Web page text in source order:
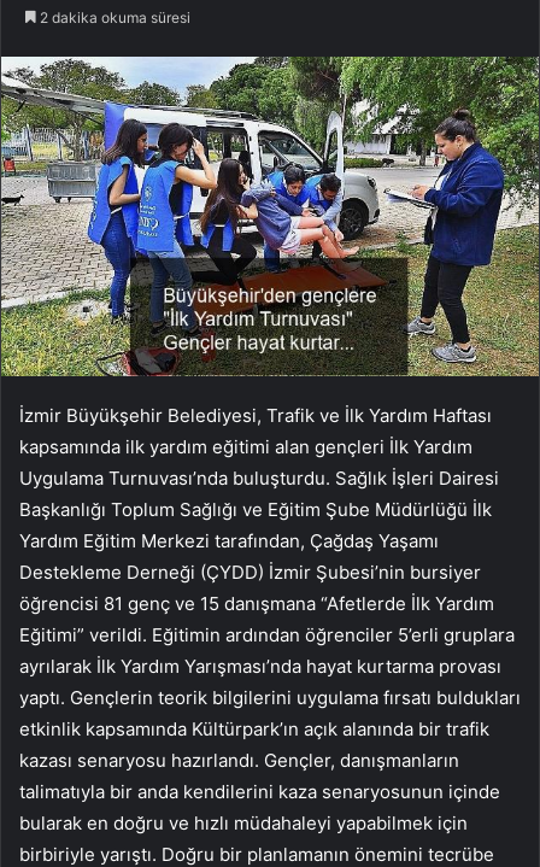
2 dakika okuma süresi
İzmir Büyükşehir Belediyesi, Trafik ve İlk Yardım Haftası
kapsamında ilk yardım eğitimi alan gençleri İlk Yardım
Uygulama Turnuvası’nda buluşturdu. Sağlık İşleri Dairesi
Başkanlığı Toplum Sağlığı ve Eğitim Şube Müdürlüğü İlk
Yardım Eğitim Merkezi tarafından, Çağdaş Yaşamı
Destekleme Derneği (ÇYDD) İzmir Şubesi’nin bursiyer
öğrencisi 81 genç ve 15 danışmana “Afetlerde İlk Yardım
Eğitimi” verildi. Eğitimin ardından öğrenciler 5’erli gruplara
ayrılarak İlk Yardım Yarışması’nda hayat kurtarma provası
yaptı. Gençlerin teorik bilgilerini uygulama fırsatı buldukları
etkinlik kapsamında Kültürpark’ın açık alanında bir trafik
kazası senaryosu hazırlandı. Gençler, danışmanların
talimatıyla bir anda kendilerini kaza senaryosunun içinde
bularak en doğru ve hızlı müdahaleyi yapabilmek için
birbiriyle yarıştı. Doğru bir planlamanın önemini tecrübe